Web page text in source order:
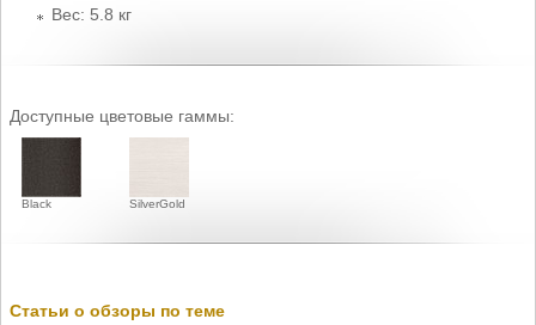
Вес: 5.8 кг
Доступные цветовые гаммы:
Black SilverGold
Статьи о обзоры по теме